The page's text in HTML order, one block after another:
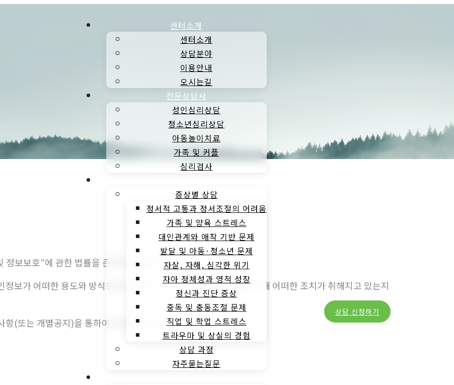
센터소개
센터소개
상담분야
이용안내
오시는길
전문상담사
성인심리상담
청소년심리상담
아동놀이치료
가족 및 커플
심리검사
증상별 상담
정서적 고통과 정서조절의 어려움
가족 및 양육 스트레스
대인관계와 애착 기반 문제
발달 및 아동·청소년 문제
자살, 자해, 심각한 위기
자아 정체성과 영적 성장
정신과 진단 증상
중독 및 충동조절 문제
직업 및 학업 스트레스
트라우마 및 상실의 경험
상담 과정
자주묻는질문
상담 신청하기
보보호”에 관한 법률을 준수하고 있습니다.
보가 어떠한 용도와 방식으로 이용되고 있으며, 개인정보보호를 위해 어떠한 조치가 취해지고 있는지
(또는 개별공지)을 통하여 공지할 것입니다.